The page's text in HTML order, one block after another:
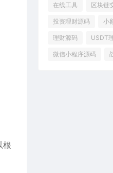
根
在线工具 区块链
投资理财源码 小
理财源码 USDT
微信小程序源码